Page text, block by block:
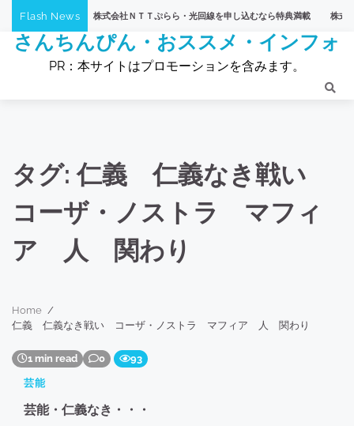
content
Flash News
Ｖショッピング】株式会社ＮＴＴぷらら・光回線を申し込むなら特典満載 株式会社
さんちんぴん・おススメ・インフォ
PR：本サイトはプロモーションを含みます。
タグ:仁義 仁義なき戦い
コーザ・ノストラ マフィ
ア 人 関わり
Home
仁義 仁義なき戦い コーザ・ノストラ マフィア 人 関わり
1 min read 0 93
芸能
芸能・仁義なき・・・